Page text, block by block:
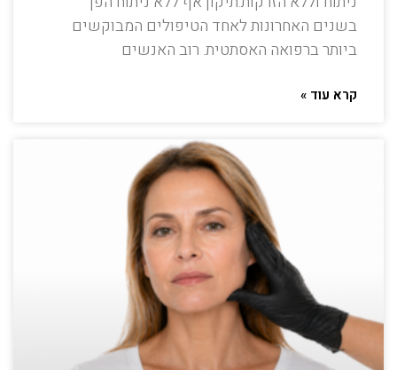
בשנים האחרונות לאחד הטיפולים המבוקשים
ביותר ברפואה האסתטית. רוב האנשים
קרא עוד »